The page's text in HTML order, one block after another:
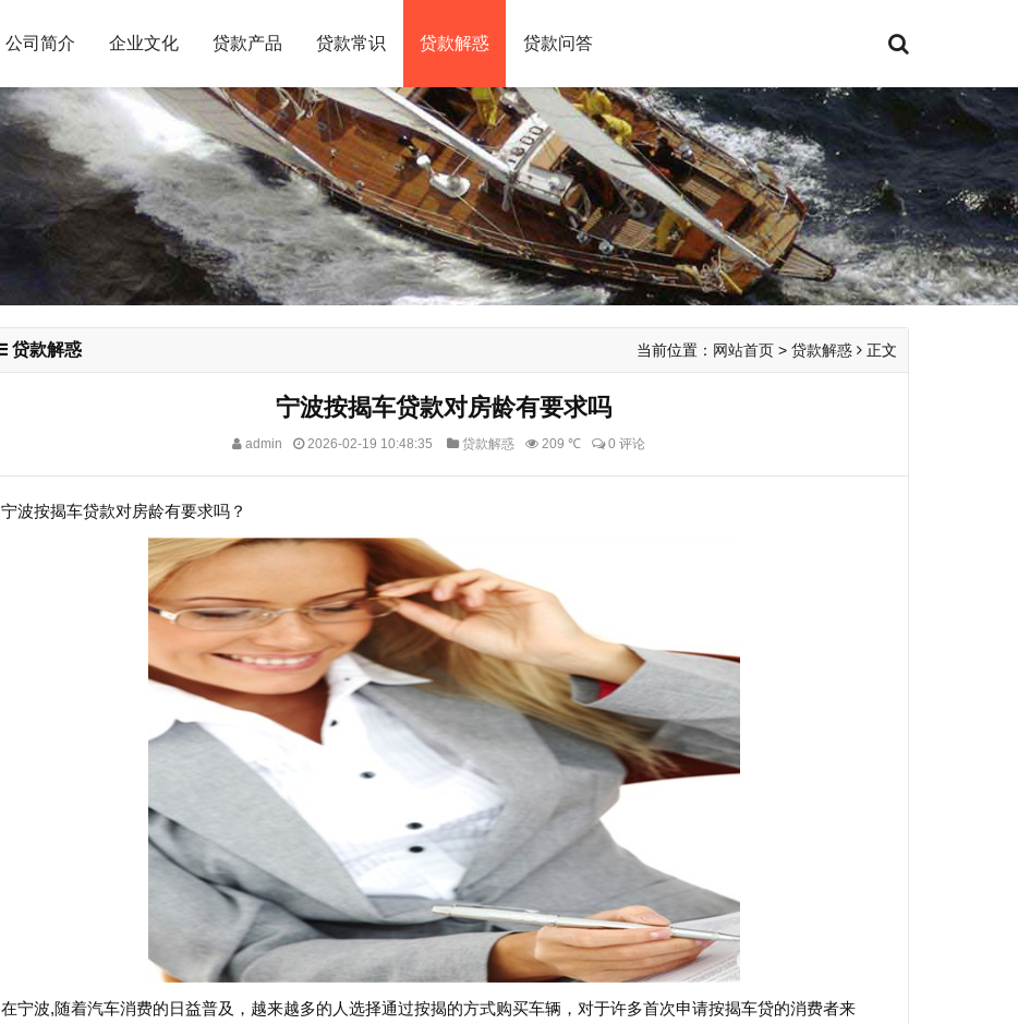
公司简介 企业文化 贷款产品 贷款常识 贷款解惑 贷款问答
当前位置： 网站首页 > 贷款解惑 正文
贷款解惑
宁波按揭车贷款对房龄有要求吗
admin 2026-02-19 10:48:35 贷款解惑 209 ℃ 0 评论
宁波按揭车贷款对房龄有要求吗？
在宁波,随着汽车消费的日益普及，越来越多的人选择通过按揭的方式购买车辆，对于许多首次申请按揭车贷的消费者来